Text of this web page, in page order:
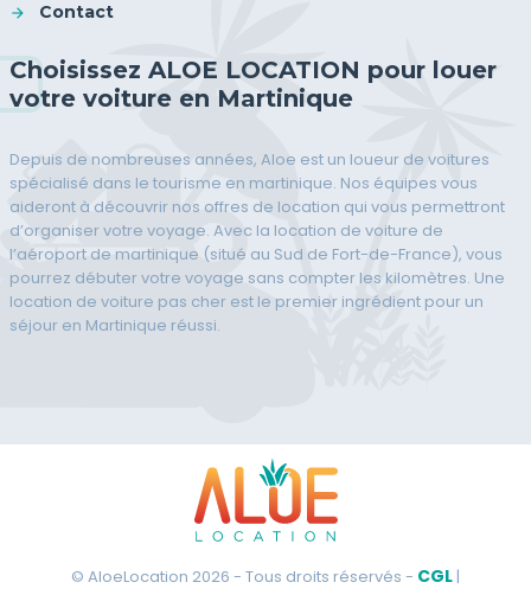
Contact
Choisissez ALOE LOCATION pour louer
votre voiture en Martinique
Depuis de nombreuses années, Aloe est un loueur de voitures
spécialisé dans le tourisme en martinique. Nos équipes vous
aideront à découvrir nos offres de location qui vous permettront
d’organiser votre voyage. Avec la location de voiture de
l’aéroport de martinique (situé au Sud de Fort-de-France), vous
pourrez débuter votre voyage sans compter les kilomètres. Une
location de voiture pas cher est le premier ingrédient pour un
séjour en Martinique réussi.
© AloeLocation 2026 - Tous droits réservés - CGL |